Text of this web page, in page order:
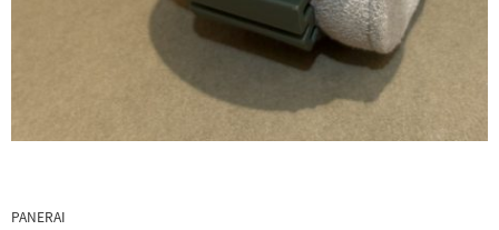
PANERAI